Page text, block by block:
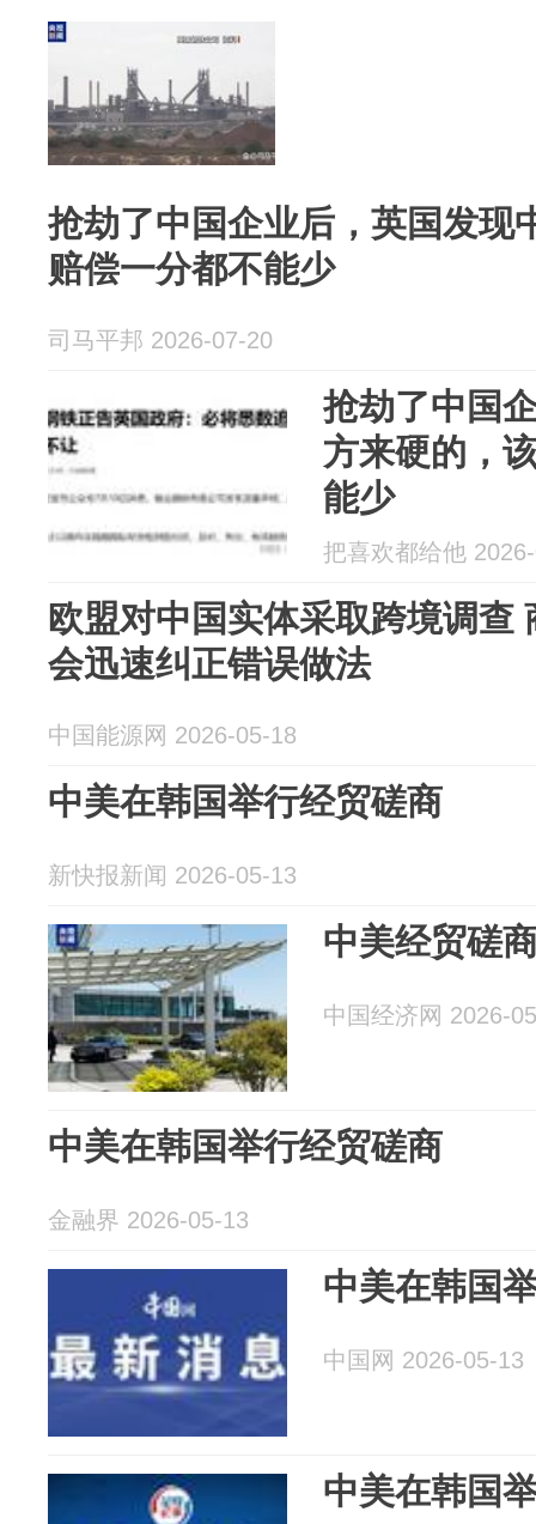
抢劫了中国企业后，英国发现
赔偿一分都不能少
司马平邦 2026-07-20
抢劫了中国
方来硬的，
能少
把喜欢都给他
欧盟对中国实体采取跨境调查
会迅速纠正错误做法
中国能源网 2026-05-18
中美在韩国举行经贸磋商
新快报新闻 2026-05-13
中美经贸磋
中国经济网 2026-
中美在韩国举行经贸磋商
金融界 2026-05-13
中美在韩国
中国网 2026-05-13
中美在韩国